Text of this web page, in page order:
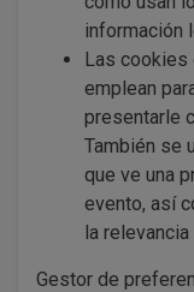
información
Las cookies
emplean
presentarle
También se
que ve una
evento, así
la
Gestor de